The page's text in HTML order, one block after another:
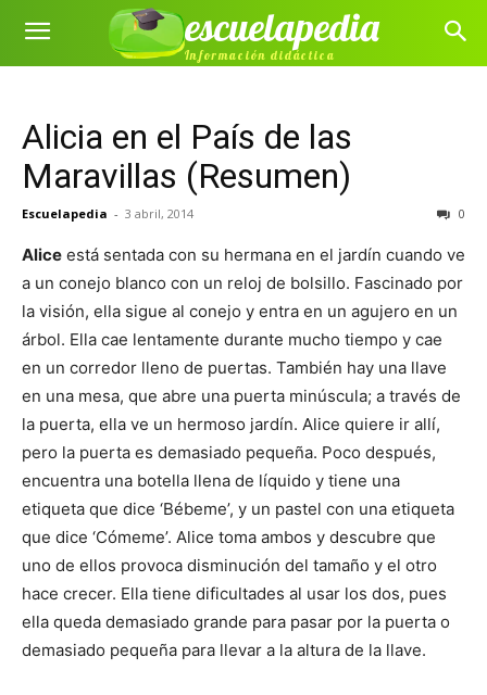
escuelapedia
Información didáctica
Alicia en el País de las
Maravillas (Resumen)
Escuelapedia - 3 abril, 2014 0
Alice está sentada con su hermana en el jardín cuando ve
a un conejo blanco con un reloj de bolsillo. Fascinado por
la visión, ella sigue al conejo y entra en un agujero en un
árbol. Ella cae lentamente durante mucho tiempo y cae
en un corredor lleno de puertas. También hay una llave
en una mesa, que abre una puerta minúscula; a través de
la puerta, ella ve un hermoso jardín. Alice quiere ir allí,
pero la puerta es demasiado pequeña. Poco después,
encuentra una botella llena de líquido y tiene una
etiqueta que dice ‘Bébeme’, y un pastel con una etiqueta
que dice ‘Cómeme’. Alice toma ambos y descubre que
uno de ellos provoca disminución del tamaño y el otro
hace crecer. Ella tiene dificultades al usar los dos, pues
ella queda demasiado grande para pasar por la puerta o
demasiado pequeña para llevar a la altura de la llave.